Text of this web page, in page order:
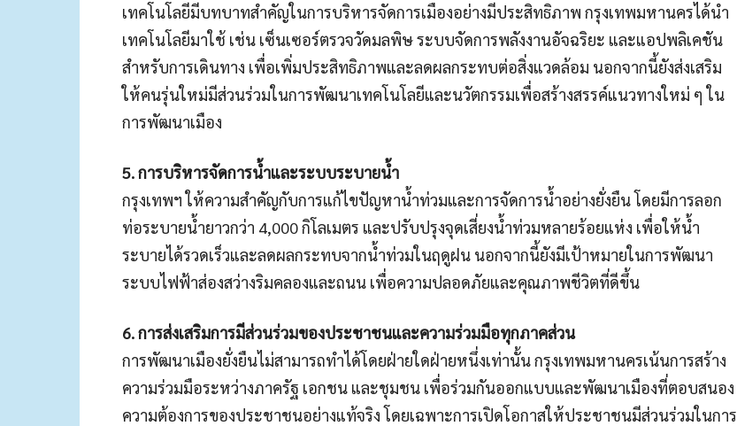
เทคโนโลยีมีบทบาทสำคัญในการบริหารจัดการเมืองอย่างมีประสิทธิภาพ กรุงเทพมหานครได้นำ
เทคโนโลยีมาใช้ เช่น เซ็นเซอร์ตรวจวัดมลพิษ ระบบจัดการพลังงานอัจฉริยะ และแอปพลิเคชัน
สำหรับการเดินทาง เพื่อเพิ่มประสิทธิภาพและลดผลกระทบต่อสิ่งแวดล้อม นอกจากนี้ยังส่งเสริม
ให้คนรุ่นใหม่มีส่วนร่วมในการพัฒนาเทคโนโลยีและนวัตกรรมเพื่อสร้างสรรค์แนวทางใหม่ ๆ ใน
การพัฒนาเมือง
5. การบริหารจัดการน้ำและระบบระบายน้ำ
กรุงเทพฯ ให้ความสำคัญกับการแก้ไขปัญหาน้ำท่วมและการจัดการน้ำอย่างยั่งยืน โดยมีการลอก
ท่อระบายน้ำยาวกว่า 4,000 กิโลเมตร และปรับปรุงจุดเสี่ยงน้ำท่วมหลายร้อยแห่ง เพื่อให้น้ำ
ระบายได้รวดเร็วและลดผลกระทบจากน้ำท่วมในฤดูฝน นอกจากนี้ยังมีเป้าหมายในการพัฒนา
ระบบไฟฟ้าส่องสว่างริมคลองและถนน เพื่อความปลอดภัยและคุณภาพชีวิตที่ดีขึ้น
6. การส่งเสริมการมีส่วนร่วมของประชาชนและความร่วมมือทุกภาคส่วน
การพัฒนาเมืองยั่งยืนไม่สามารถทำได้โดยฝ่ายใดฝ่ายหนึ่งเท่านั้น กรุงเทพมหานครเน้นการสร้าง
ความร่วมมือระหว่างภาครัฐ เอกชน และชุมชน เพื่อร่วมกันออกแบบและพัฒนาเมืองที่ตอบสนอง
ความต้องการของประชาชนอย่างแท้จริง โดยเฉพาะการเปิดโอกาสให้ประชาชนมีส่วนร่วมในการ